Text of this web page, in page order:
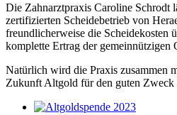
Die Zahnarztpraxis Caroline Schrodt
zertifizierten Scheidebetrieb von
freundlicherweise die Scheidekosten
komplette Ertrag der gemeinnützigen
Natürlich wird die Praxis zusammen
Zukunft Altgold für den guten Zweck